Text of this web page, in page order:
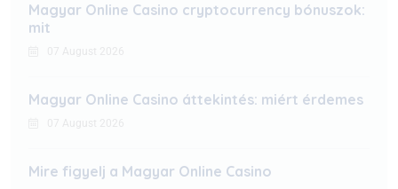
Magyar Online Casino cryptocurrency bónuszok:
mit
Magyar Online Casino áttekintés: miért érdemes
Mire figyelj a Magyar Online Casino